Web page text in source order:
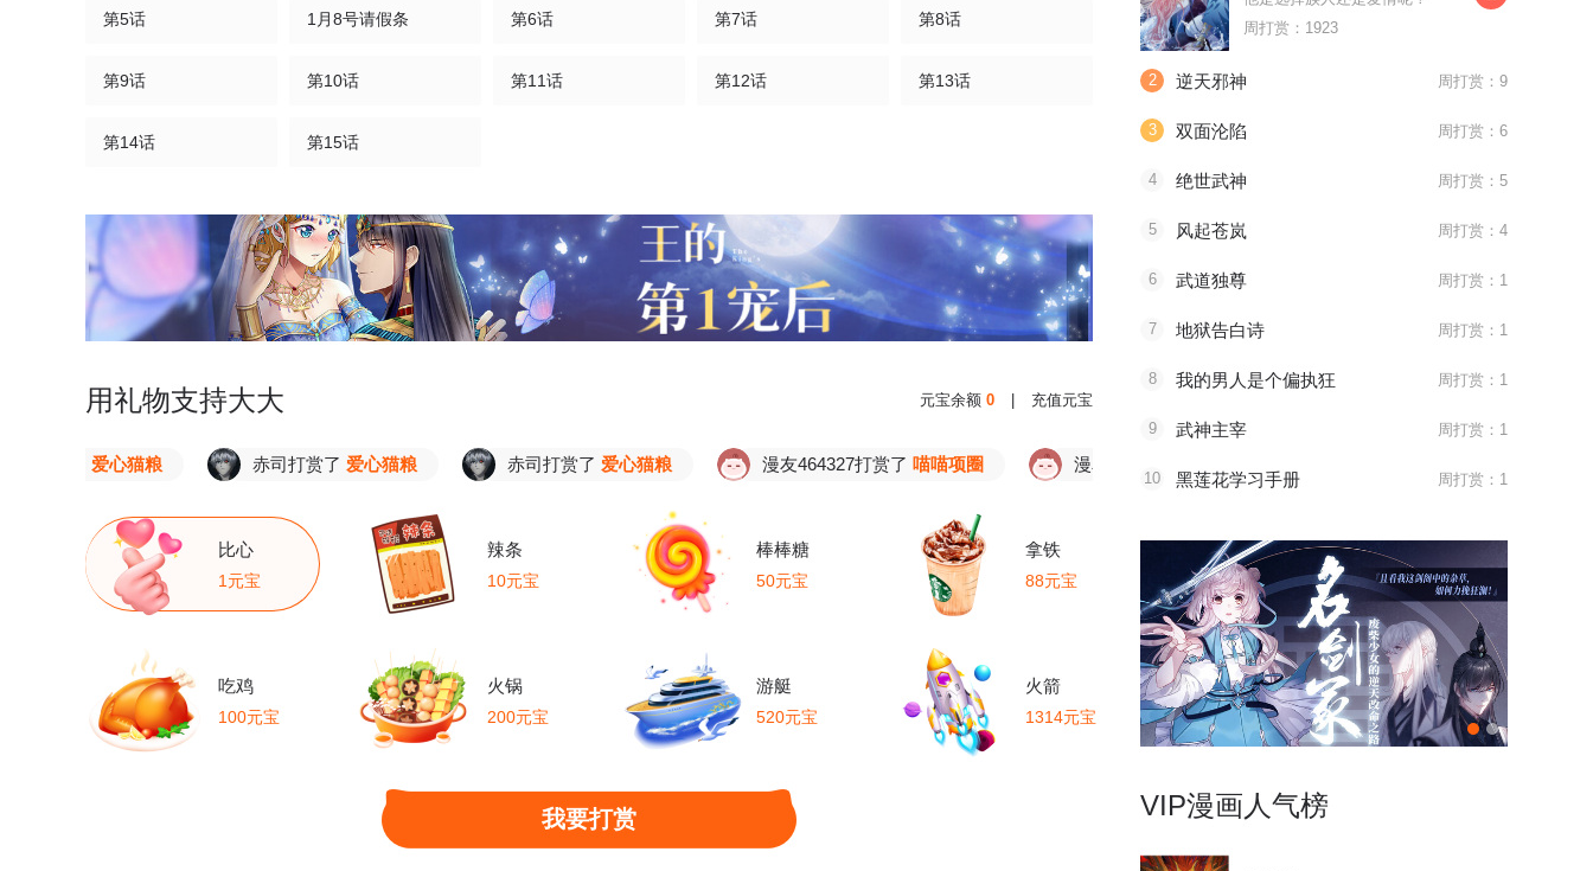
第5话 1月8号请假条 第6话 第7话 第8话
第9话 第10话 第11话 第12话 第13话
第14话 第15话
用礼物支持大大 元宝余额 0 充值元宝
爱心猫粮 赤司打赏了爱心猫粮 赤司打赏了爱心猫粮 漫友464327打赏了喵喵项圈 漫友464327打赏了
比心
1元宝
辣条
10元宝
棒棒糖
50元宝
拿铁
88元宝
吃鸡
100元宝
火锅
200元宝
游艇
520元宝
火箭
1314元宝
我要打赏
周打赏：1923
2 逆天邪神 周打赏：9
3 双面沦陷 周打赏：6
4 绝世武神 周打赏：5
5 风起苍岚 周打赏：4
6 武道独尊 周打赏：1
7 地狱告白诗 周打赏：1
8 我的男人是个偏执狂 周打赏：1
9 武神主宰 周打赏：1
10 黑莲花学习手册 周打赏：1
VIP漫画人气榜